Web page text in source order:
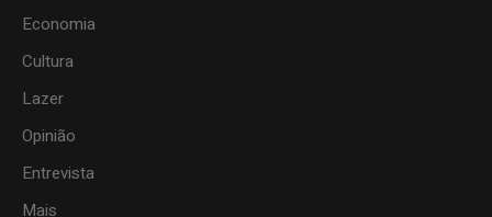
Economia
Cultura
Lazer
Opinião
Entrevista
Mais